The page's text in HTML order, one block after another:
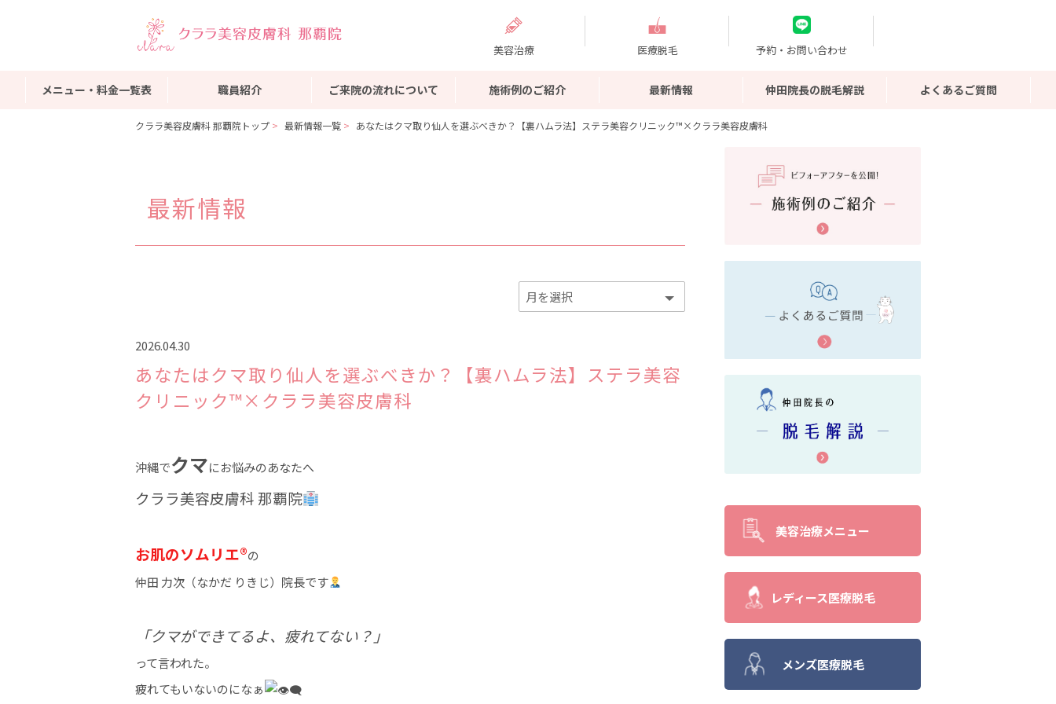
美容治療 医療脱毛 予約・お問い合わせ
メニュー・料金一覧表 職員紹介 ご来院の流れについて 施術例のご紹介 最新情報 仲田院長の脱毛解説 よくあるご質問
クララ美容皮膚科 那覇院トップ 最新情報一覧 あなたはクマ取り仙人を選ぶべきか？【裏ハムラ法】ステラ美容クリニック™×クララ美容皮膚科
最新情報
2026.04.30
あなたはクマ取り仙人を選ぶべきか？【裏ハムラ法】ステラ美容
クリニック™×クララ美容皮膚科
沖縄でクマにお悩みのあなたへ
クララ美容皮膚科 那覇院
お肌のソムリエ®の
仲田 力次（なかだ りきじ）院長です
「クマができてるよ、疲れてない？」
って言われた。
疲れてもいないのになぁ
美容治療メニュー
レディース医療脱毛
メンズ医療脱毛